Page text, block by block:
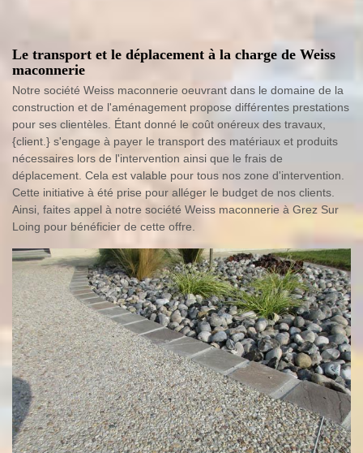
Le transport et le déplacement à la charge de Weiss
maconnerie
Notre société Weiss maconnerie oeuvrant dans le domaine de la
construction et de l'aménagement propose différentes prestations
pour ses clientèles. Étant donné le coût onéreux des travaux,
{client.} s'engage à payer le transport des matériaux et produits
nécessaires lors de l'intervention ainsi que le frais de
déplacement. Cela est valable pour tous nos zone d'intervention.
Cette initiative à été prise pour alléger le budget de nos clients.
Ainsi, faites appel à notre société Weiss maconnerie à Grez Sur
Loing pour bénéficier de cette offre.